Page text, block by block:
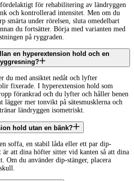
för rehabilitering av ländryggen
och kontrollerad intensitet. Men om du
smärta under rörelsen, sluta omedelbart
du fortsätter. Börja med varianten med
på ryggraden.
en hyperextension hold och en
du med ansiktet nedåt och lyfter
fixerade. I hyperextension hold som
förankrad och du lyfter och håller benen
lägger mer tonvikt på sätesmusklerna och
ländryggen isometriskt.
hold utan en bänk?
soffa, en stabil låda eller ett par dip-
är att dina höfter sitter vid kanten så att dina
Om du använder dip-stänger, placera